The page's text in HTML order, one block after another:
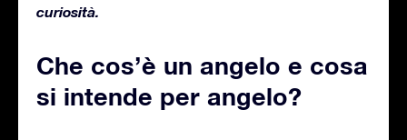
curiosità.
Che cos’è un angelo e cosa
si intende per angelo?